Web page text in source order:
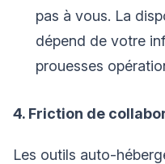
pas à vous. La
dépend de votre
prouesses
4. Friction de
Les outils auto-